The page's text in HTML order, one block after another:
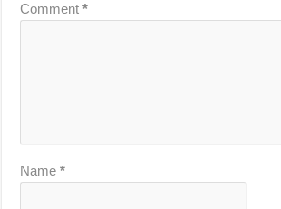
Comment*
Name*